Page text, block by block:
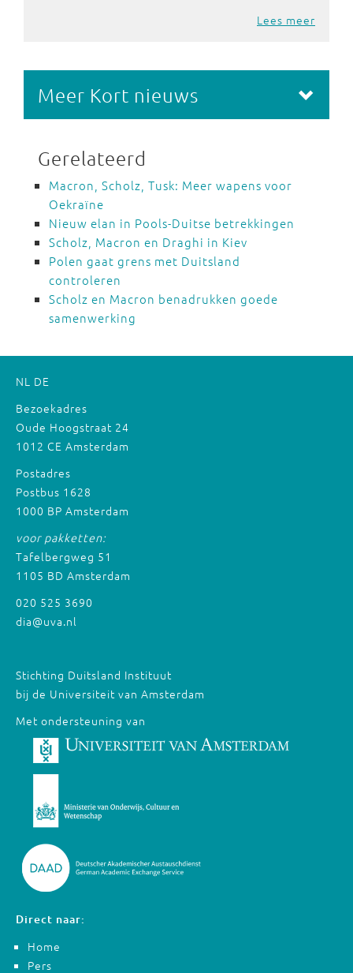
Lees meer
Meer Kort nieuws
Gerelateerd
Macron, Scholz, Tusk: Meer wapens voor
Oekraïne
Nieuw elan in Pools-Duitse betrekkingen
Scholz, Macron en Draghi in Kiev
Polen gaat grens met Duitsland
controleren
Scholz en Macron benadrukken goede
samenwerking
NL DE
Bezoekadres
Oude Hoogstraat 24
1012 CE Amsterdam
Postadres
Postbus 1628
1000 BP Amsterdam
voor pakketten:
Tafelbergweg 51
1105 BD Amsterdam
020 525 3690
dia@uva.nl
Stichting Duitsland Instituut
bij de Universiteit van Amsterdam
Met ondersteuning van
Direct naar:
Home
Pers